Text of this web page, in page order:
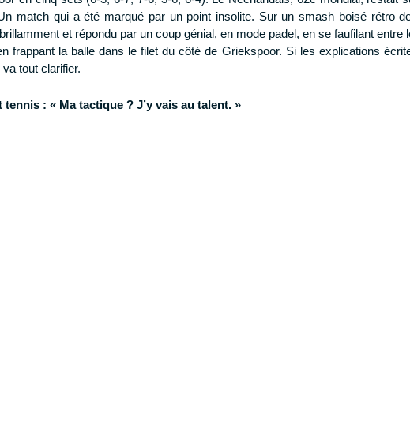
match qui a été marqué par un point insolite. Sur un smash boisé rétro
et répondu par un coup génial, en mode padel, en se faufilant entre
frappant la balle dans le filet du côté de Griekspoor. Si les explications
tout clarifier.
tennis : « Ma tactique ? J’y vais au talent. »